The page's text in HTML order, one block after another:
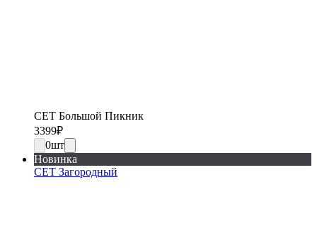
СЕТ Большой Пикник
3399₽
0шт
Новинка
СЕТ Загородный